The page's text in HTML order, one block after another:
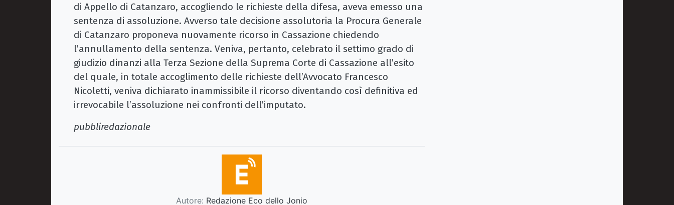
di Appello di Catanzaro, accogliendo le richieste della difesa, aveva emesso una
sentenza di assoluzione. Avverso tale decisione assolutoria la Procura Generale
di Catanzaro proponeva nuovamente ricorso in Cassazione chiedendo
l’annullamento della sentenza. Veniva, pertanto, celebrato il settimo grado di
giudizio dinanzi alla Terza Sezione della Suprema Corte di Cassazione all’esito
del quale, in totale accoglimento delle richieste dell’Avvocato Francesco
Nicoletti, veniva dichiarato inammissibile il ricorso diventando così definitiva ed
irrevocabile l’assoluzione nei confronti dell’imputato.
pubbliredazionale
Autore: Redazione Eco dello Jonio